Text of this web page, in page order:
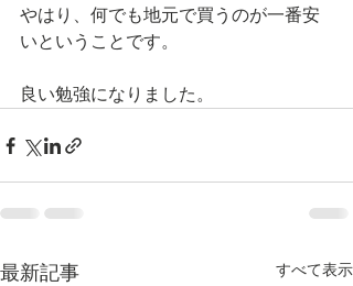
やはり、何でも地元で買うのが一番安
いということです。
良い勉強になりました。
最新記事 すべて表示